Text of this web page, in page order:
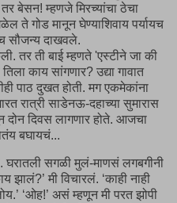
बेसन! म्हणजे मिरच्यांचा ठेचा
ते गोड मानून घेण्याशिवाय पर्यायच
सौजन्य दाखवले.
तर ती बाई म्हणते 'एस्टीने जा की
काय सांगणार? उद्या गावात
पाठ दुखत होती. मग एकमेकांना
रात्री साडेनऊ-दहाच्या सुमारास
दोन दिवस लागणार होते. आजचा
बघायचं...
सगळी मुलं-माणसं लगबगीनी
झालं?’ मी विचारलं. ‘काही नाही
‘ओह!’ असं म्हणून मी परत झोपी